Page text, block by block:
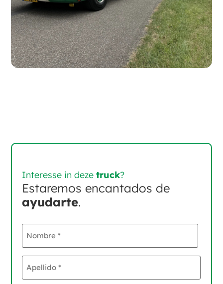
Interesse in dezetruck?
Estaremos encantados de
ayudarte.
Nombre
Apellido